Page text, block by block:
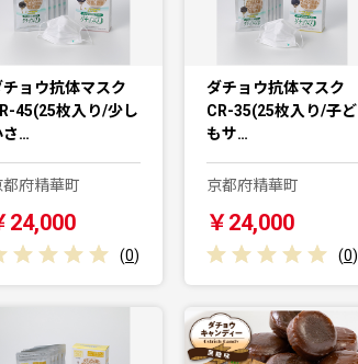
チョウ抗体マスク
45(25枚入り/少し
さ…
都府精華町
24,000
(0)
ダチョウ抗体マスク
CR-35(25枚入り/子ど
もサ…
京都府精華町
￥24,000
(0)